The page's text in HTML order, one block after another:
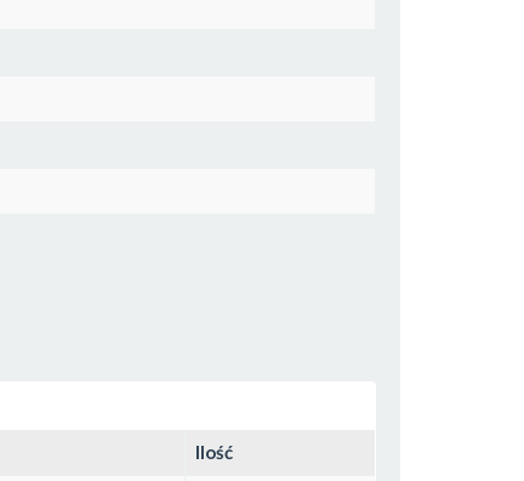
Ilość